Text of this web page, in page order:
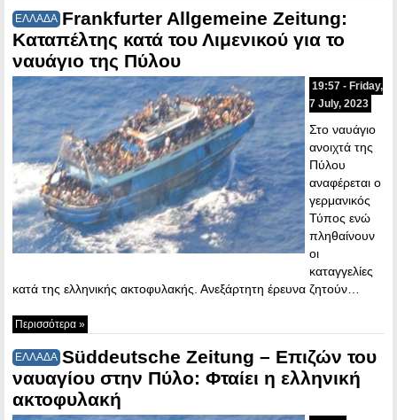
ΕΛΛΑΔΑ Frankfurter Allgemeine Zeitung:
Καταπέλτης κατά του Λιμενικού για το
ναυάγιο της Πύλου
19:57 - Friday,
7 July, 2023
Στο ναυάγιο
ανοιχτά της
Πύλου
αναφέρεται ο
γερμανικός
Τύπος ενώ
πληθαίνουν
οι
καταγγελίες
κατά της ελληνικής ακτοφυλακής. Ανεξάρτητη έρευνα ζητούν…
Περισσότερα »
ΕΛΛΑΔΑ Süddeutsche Zeitung – Επιζών του
ναυαγίου στην Πύλο: Φταίει η ελληνική
ακτοφυλακή